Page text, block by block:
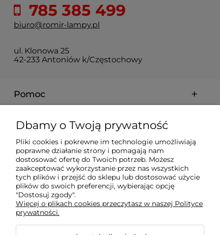
785 385 499
biuro@romir-lampy.pl
ul. Klonowa 25
42-233 Antoniów k/Częstochowy
Pomoc
Moje konto
Płatności i dostawa
Informacje
O nas
Dbamy o Twoją prywatność
Pliki cookies i pokrewne im technologie umożliwiają
poprawne działanie strony i pomagają nam
dostosować ofertę do Twoich potrzeb. Możesz
zaakceptować wykorzystanie przez nas wszystkich
tych plików i przejść do sklepu lub dostosować użycie
plików do swoich preferencji, wybierając opcję
"Dostosuj zgody".
Więcej o plikach cookies przeczytasz w naszej Polityce
prywatności.